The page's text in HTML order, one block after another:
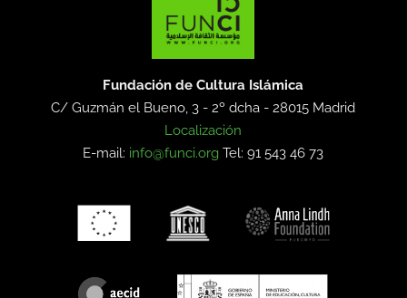
Fundación de Cultura Islámica
C/ Guzmán el Bueno, 3 - 2º dcha -28015 Madrid
Localización
E-mail: info@funci.org Tel: 91 543 46 73